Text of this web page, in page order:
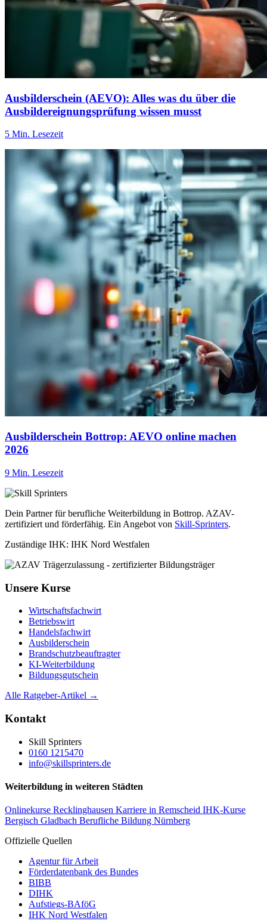
Ausbilderschein (AEVO): Alles was du über die
Ausbildereignungsprüfung wissen musst
5 Min. Lesezeit
Ausbilderschein Bottrop: AEVO online machen
2026
9 Min. Lesezeit
Dein Partner für berufliche Weiterbildung in Bottrop. AZAV-
zertifiziert und förderfähig. Ein Angebot von Skill-Sprinters.
Zuständige IHK: IHK Nord Westfalen
Unsere Kurse
Wirtschaftsfachwirt
Betriebswirt
Handelsfachwirt
Ausbilderschein
Brandschutzbeauftragter
KI-Weiterbildung
Bildungsgutschein
Alle Ratgeber-Artikel →
Kontakt
Skill Sprinters
0160 1215470
info@skillsprinters.de
Weiterbildung in weiteren Städten
Onlinekurse Recklinghausen Karriere in Remscheid IHK-Kurse
Bergisch Gladbach Berufliche Bildung Nürnberg
Offizielle Quellen
Agentur für Arbeit
Förderdatenbank des Bundes
BIBB
DIHK
Aufstiegs-BAföG
IHK Nord Westfalen